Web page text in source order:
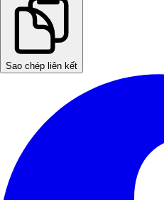
Sao chép liên kết